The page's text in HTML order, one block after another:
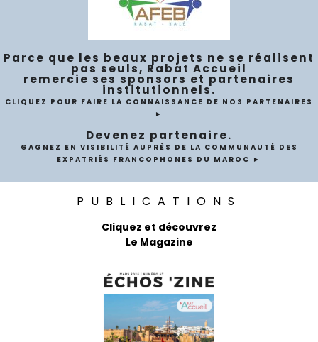
Parce que les beaux projets ne se réalisent
pas seuls, Rabat Accueil
remercie ses sponsors et partenaires
institutionnels.
CLIQUEZ POUR FAIRE LA CONNAISSANCE DE NOS PARTENAIRES
►
Devenez partenaire.
GAGNEZ EN VISIBILITÉ AUPRÈS DE LA COMMUNAUTÉ DES
EXPATRIÉS FRANCOPHONES DU MAROC ►
PUBLICATIONS
Cliquez et découvrez
Le Magazine